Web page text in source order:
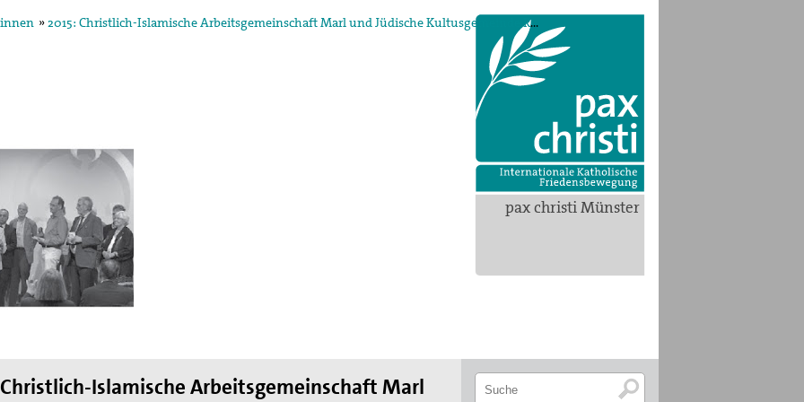
pax christi Münster
»2015: Christlich-Islamische Arbeitsgemeinschaft Marl und Jüdische Kultusgemeinde Recklinghausen/Marl
Konzils.
des weltweiten
des II. Weltkrieges,
die Hand
Christlich-Islamische Arbeitsgemeinschaft Marl